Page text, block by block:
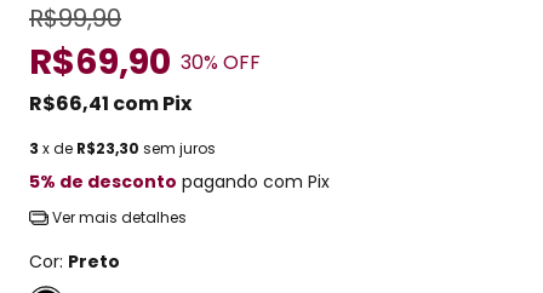
R$99,90
R$69,90 30% OFF
R$66,41 comPix
3 x de R$23,30 sem juros
5% de desconto pagando com Pix
Ver mais detalhes
Cor: Preto